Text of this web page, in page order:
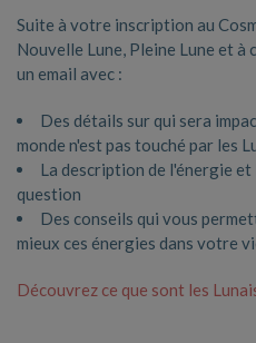
Suite à votre inscription au
Nouvelle Lune, Pleine Lune et à
un email avec :
Des détails sur qui sera
monde n'est pas touché par les
La description de l'énergie et
question
Des conseils qui vous
mieux ces énergies dans votre
Découvrez ce que sont les